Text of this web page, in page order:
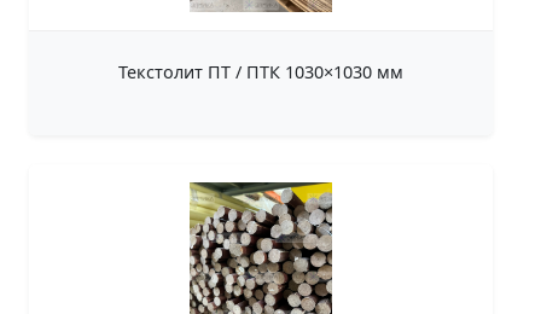
Текстолит ПТ / ПТК 1030×1030 мм